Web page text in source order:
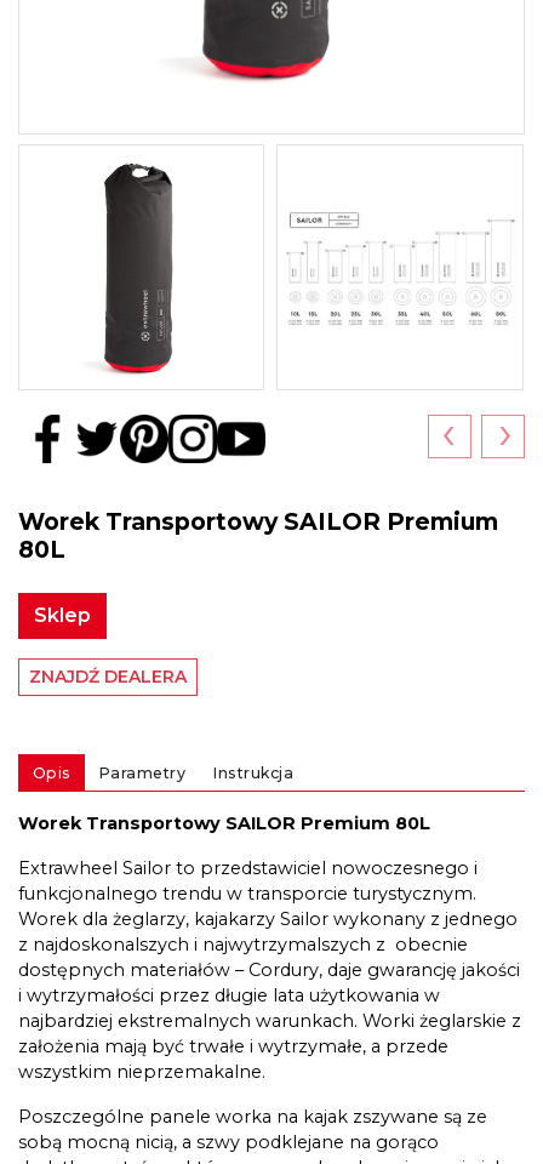
‹ ›
Worek Transportowy SAILOR Premium
80L
Sklep
ZNAJDŹ DEALERA
Opis Parametry Instrukcja
Worek Transportowy SAILOR Premium 80L
Extrawheel Sailor to przedstawiciel nowoczesnego i
funkcjonalnego trendu w transporcie turystycznym.
Worek dla żeglarzy, kajakarzy Sailor wykonany z jednego
z najdoskonalszych i najwytrzymalszych z obecnie
dostępnych materiałów – Cordury, daje gwarancję jakości
i wytrzymałości przez długie lata użytkowania w
najbardziej ekstremalnych warunkach. Worki żeglarskie z
założenia mają być trwałe i wytrzymałe, a przede
wszystkim nieprzemakalne.
Poszczególne panele worka na kajak zszywane są ze
sobą mocną nicią, a szwy podklejane na gorąco